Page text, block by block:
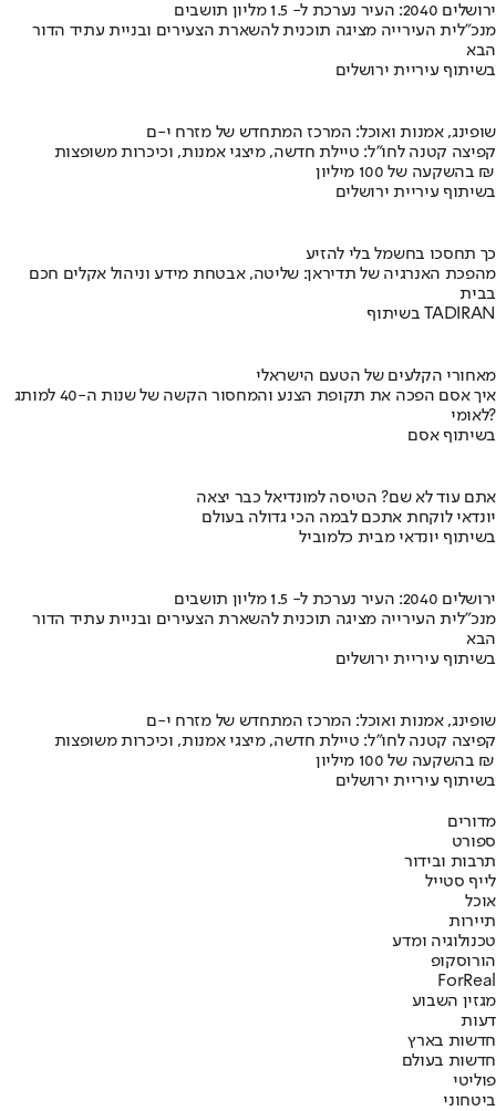
ירושלים 2040: העיר נערכת ל- 1.5 מליון תושבים
מנכ"לית העירייה מציגה תוכנית להשארת הצעירים ובניית עתיד הדור
הבא
בשיתוף עיריית ירושלים
שופינג, אמנות ואוכל: המרכז המתחדש של מזרח י-ם
קפיצה קטנה לחו"ל: טיילת חדשה, מיצגי אמנות, וכיכרות משופצות
בהשקעה של 100 מיליון ₪
בשיתוף עיריית ירושלים
כך תחסכו בחשמל בלי להזיע
מהפכת האנרגיה של תדיראן: שליטה, אבטחת מידע וניהול אקלים חכם
בבית
בשיתוף TADIRAN
מאחורי הקלעים של הטעם הישראלי
איך אסם הפכה את תקופת הצנע והמחסור הקשה של שנות ה-40 למותג
לאומי?
בשיתוף אסם
אתם עוד לא שם? הטיסה למונדיאל כבר יצאה
יונדאי לוקחת אתכם לבמה הכי גדולה בעולם
בשיתוף יונדאי מבית כלמוביל
ירושלים 2040: העיר נערכת ל- 1.5 מליון תושבים
מנכ"לית העירייה מציגה תוכנית להשארת הצעירים ובניית עתיד הדור
הבא
בשיתוף עיריית ירושלים
שופינג, אמנות ואוכל: המרכז המתחדש של מזרח י-ם
קפיצה קטנה לחו"ל: טיילת חדשה, מיצגי אמנות, וכיכרות משופצות
בהשקעה של 100 מיליון ₪
בשיתוף עיריית ירושלים
מדורים
ספורט
תרבות ובידור
לייף סטייל
אוכל
תיירות
טכנולוגיה ומדע
הורוסקופ
ForReal
מגזין השבוע
דעות
חדשות בארץ
חדשות בעולם
פוליטי
ביטחוני